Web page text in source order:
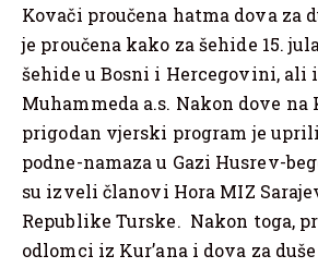
Kovači proučena hatma dova za
je proučena kako za šehide 15.
šehide u Bosni i Hercegovini, ali
Muhammeda a.s. Nakon dove na
prigodan vjerski program je
podne-namaza u Gazi Husrev-
su izveli članovi Hora MIZ
Republike Turske. Nakon toga,
odlomci iz Kur’ana i dova za